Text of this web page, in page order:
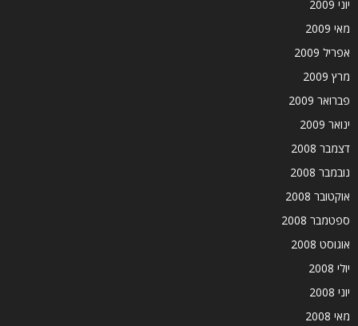
יוני 2009
מאי 2009
אפריל 2009
מרץ 2009
פברואר 2009
ינואר 2009
דצמבר 2008
נובמבר 2008
אוקטובר 2008
ספטמבר 2008
אוגוסט 2008
יולי 2008
יוני 2008
מאי 2008